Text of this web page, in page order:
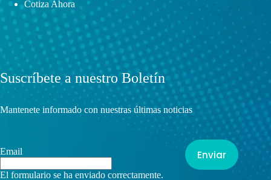
Cotiza Ahora
Suscríbete a nuestro Boletín
Mantenete informado con nuestras últimas noticias
Email Enviar
El formulario se ha enviado correctamente.